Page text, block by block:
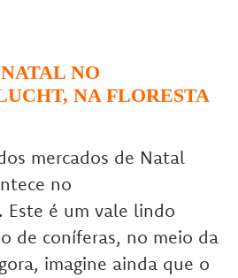
NO
NA FLORESTA
mercados de Natal
no
. Este é um vale lindo
de coníferas, no meio da
imagine ainda que o